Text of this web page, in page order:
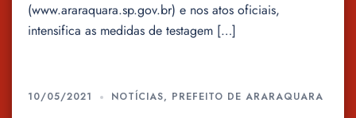
(www.araraquara.sp.gov.br) e nos atos oficiais,
intensifica as medidas de testagem […]
10/05/2021 NOTÍCIAS, PREFEITO DE ARARAQUARA